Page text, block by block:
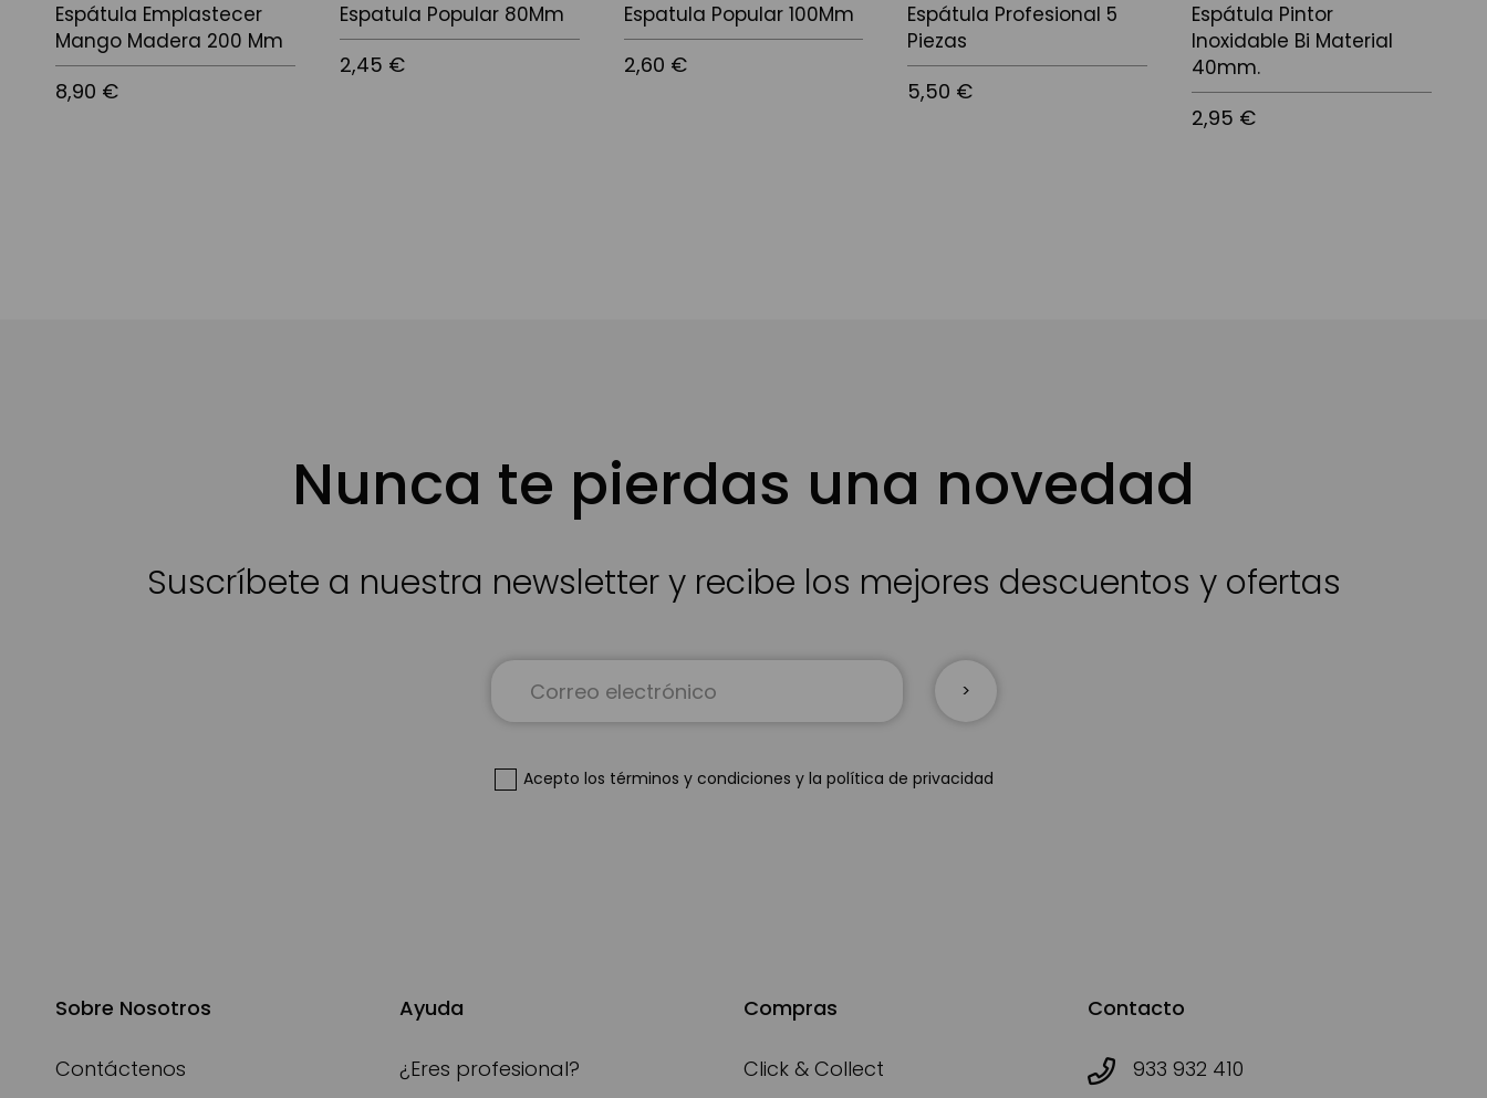
Espátula Emplastecer
Mango Madera 200 Mm
8,90 €
Espatula Popular 80Mm
2,45 €
Espatula Popular 100Mm
2,60 €
Espátula Profesional 5
Piezas
5,50 €
Espátula Pintor
Inoxidable Bi Material
40mm.
2,95 €
Nunca te pierdas una novedad
Suscríbete a nuestra newsletter y recibe los mejores descuentos y ofertas
a
noticias:
Acepto los términos y condiciones y la política de privacidad
Sobre Nosotros
Contáctenos
Ayuda
¿Eres profesional?
Compras
Click & Collect
Contacto
933 932 410